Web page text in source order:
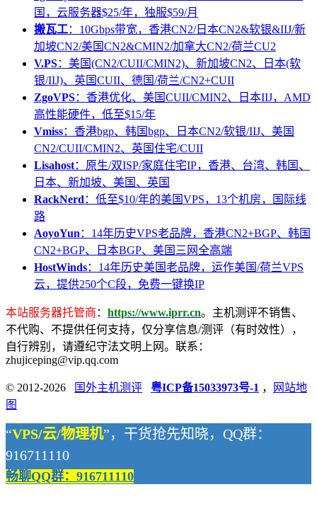
国，云服务器$25/年，独服$59/月
搬瓦工：10Gbps带宽，香港CN2/日本CN2&软银&IIJ/新
加坡CN2/美国CN2&CMIN2/加拿大CN2/荷兰CU2
V.PS：美国(CN2/CUII/CMIN2)、新加坡CN2、日本(软
银/IIJ)、英国CUII、德国/荷兰/CN2+CUII
ZgoVPS：香港优化、美国CUII/CMIN2、日本IIJ，AMD
高性能硬件，低至$15/年
Vmiss：香港bgp、韩国bgp、日本CN2/软银/IIJ、美国
CN2/CUII/CMIN2、英国住宅/CUII
Lisahost：原生/双ISP/家庭住宅IP，香港、台湾、韩国、
日本、新加坡、美国、英国
RackNerd ：低至$10/年的美国VPS，13个机房，国际线
路
AoyoYun ：14年历史VPS老品牌，香港CN2+BGP、韩国
CN2+BGP、日本BGP、美国三网全高端
HostWinds：14年历史美国老品牌，运作美国/荷兰VPS
云，提供250个C段，免费一键换IP
本站服务器托管商 ： https://www.iprr.cn。主机测评不销售、
不代购、不提供任何支持，仅分享信息/测评（有时效性），
自行辨别，请遵纪守法文明上网。联系：
zhujiceping@vip.qq.com
© 2012-2026 国外主机测评 粤ICP备15033973号-1 ，
网站地
图
“VPS/云/物理机”，干货抢先知晓，QQ群：
916711110
畅聊QQ群：916711110